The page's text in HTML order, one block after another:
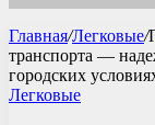
Главная/Легковые/
транспорта —
городских
Легковые